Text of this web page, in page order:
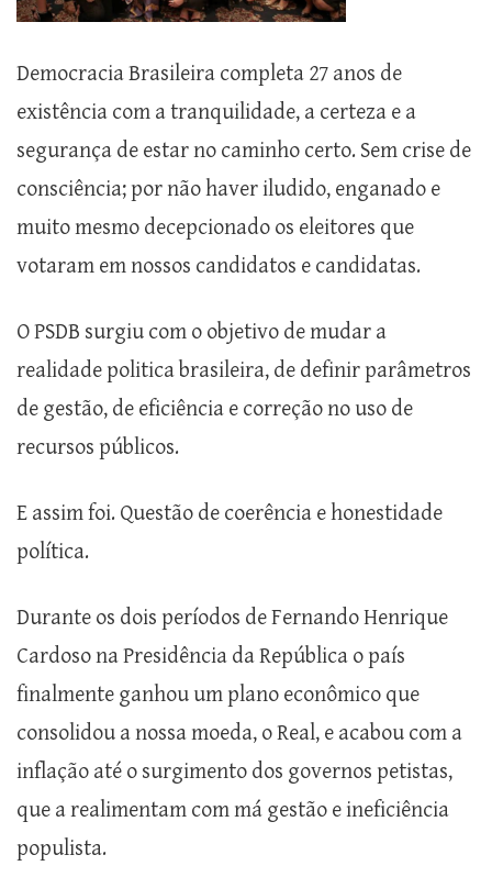
Democracia Brasileira completa 27 anos de
existência com a tranquilidade, a certeza e a
segurança de estar no caminho certo. Sem crise de
consciência; por não haver iludido, enganado e
muito mesmo decepcionado os eleitores que
votaram em nossos candidatos e candidatas.
O PSDB surgiu com o objetivo de mudar a
realidade politica brasileira, de definir parâmetros
de gestão, de eficiência e correção no uso de
recursos públicos.
E assim foi. Questão de coerência e honestidade
política.
Durante os dois períodos de Fernando Henrique
Cardoso na Presidência da República o país
finalmente ganhou um plano econômico que
consolidou a nossa moeda, o Real, e acabou com a
inflação até o surgimento dos governos petistas,
que a realimentam com má gestão e ineficiência
populista.